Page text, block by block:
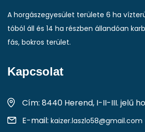
A horgászegyesület területe 6 ha
tóból áll és 14 ha részben állandóan
fás, bokros terület.
Kapcsolat
Cím: 8440 Herend, I-II-III. jelű
E-mail: kaizer.laszlo58@gmail.com